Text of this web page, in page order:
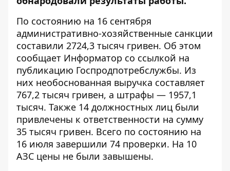
По состоянию на 16 сентября
административно-хозяйственные санкции
составили 2724,3 тысяч гривен. Об этом
сообщает Информатор со ссылкой на
публикацию Госпродпотребслужбы. Из
них необоснованная выручка составляет
767,2 тысяч гривен, а штрафы — 1957,1
тысяч. Также 14 должностных лиц были
привлечены к ответственности на сумму
35 тысяч гривен. Всего по состоянию на
16 июля завершили 74 проверки. На 10
АЗС цены не были завышены.